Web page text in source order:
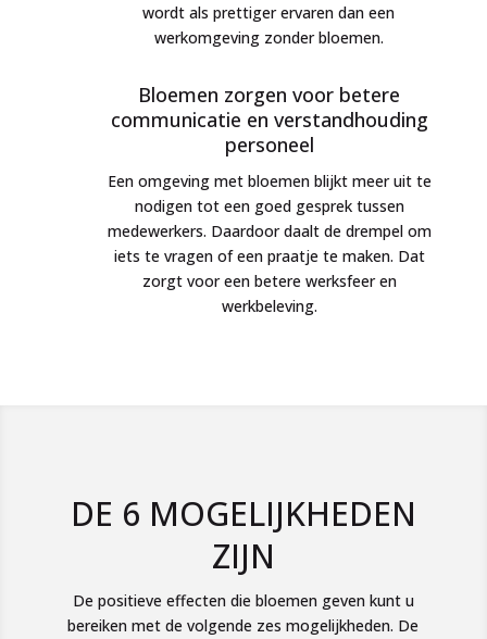
wordt als prettiger ervaren dan een
werkomgeving zonder bloemen.
Bloemen zorgen voor betere
communicatie en verstandhouding
personeel
Een omgeving met bloemen blijkt meer uit te
nodigen tot een goed gesprek tussen
medewerkers. Daardoor daalt de drempel om
iets te vragen of een praatje te maken. Dat
zorgt voor een betere werksfeer en
werkbeleving.
DE 6 MOGELIJKHEDEN
ZIJN
De positieve effecten die bloemen geven kunt u
bereiken met de volgende zes mogelijkheden. De